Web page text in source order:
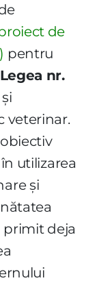
de
pentru
Legea nr.
veterinar.
utilizarea
și
primit deja